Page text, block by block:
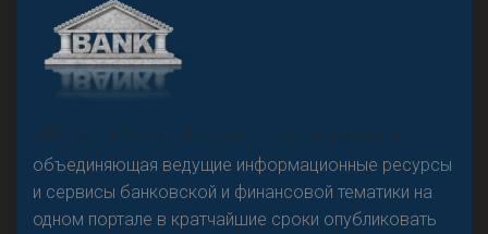
«Н
овости Банков России» – группа компаний,
объединяющая ведущие информационные ресурсы
и сервисы банковской и финансовой тематики на
одном портале в кратчайшие сроки опубликовать